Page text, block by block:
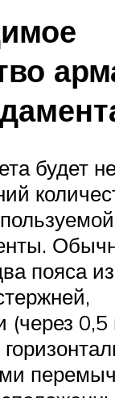
будет
пояса
(через 0,5